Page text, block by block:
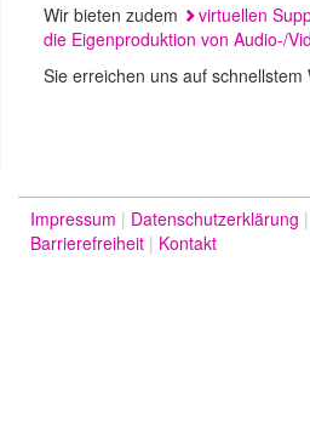
Wir bieten zudem
virtuellen
die Eigenproduktion von Audio-/
Sie erreichen uns auf schnellstem
Impressum Datenschutzerklärung
Barrierefreiheit
Kontakt